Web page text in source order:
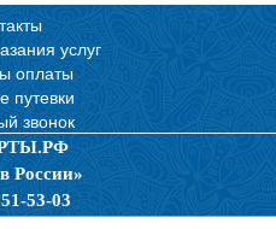
услуг
оплаты
путевки
звонок
России»
53-03